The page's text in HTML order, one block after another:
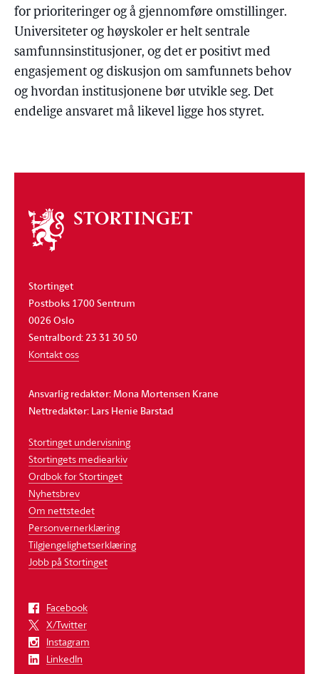
for prioriteringer og å gjennomføre omstillinger.
Universiteter og høyskoler er helt sentrale
samfunnsinstitusjoner, og det er positivt med
engasjement og diskusjon om samfunnets behov
og hvordan institusjonene bør utvikle seg. Det
endelige ansvaret må likevel ligge hos styret.
Om
stortinget
Stortinget
Postboks 1700 Sentrum
0026 Oslo
Sentralbord: 23 31 30 50
Kontakt oss
Ansvarlig redaktør: Mona Mortensen Krane
Nettredaktør: Lars Henie Barstad
Stortinget undervisning
Stortingets mediearkiv
Ordbok for Stortinget
Nyhetsbrev
Om nettstedet
Personvernerklæring
Tilgjengelighetserklæring
Jobb på Stortinget
Facebook
X/Twitter
Instagram
LinkedIn